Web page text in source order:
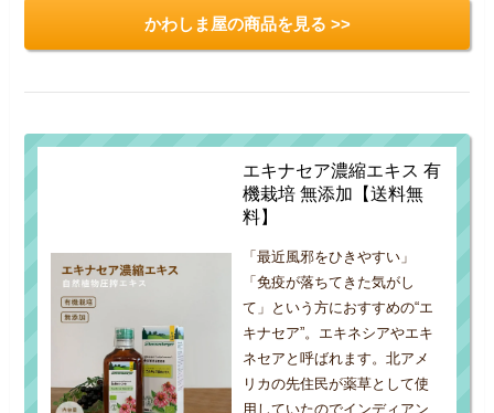
かわしま屋の商品を見る >>
エキナセア濃縮エキス 有
機栽培 無添加【送料無
料】
「最近風邪をひきやすい」
「免疫が落ちてきた気がし
て」という方におすすめの“エ
キナセア”。エキネシアやエキ
ネセアと呼ばれます。北アメ
リカの先住民が薬草として使
用していたのでインディアン